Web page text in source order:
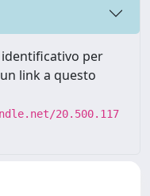
per
link a questo
20.500.117